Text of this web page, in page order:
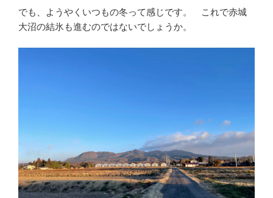
でも、ようやくいつもの冬って感じです。 これで赤城
大沼の結氷も進むのではないでしょうか。